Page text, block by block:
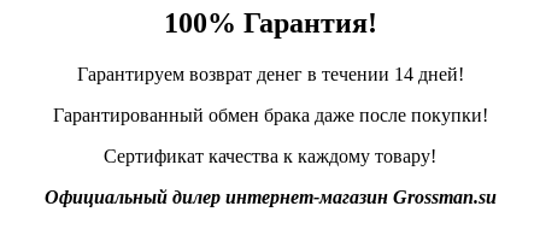
100% Гарантия!
Гарантируем возврат денег в течении 14 дней!
Гарантированный обмен брака даже после покупки!
Сертификат качества к каждому товару!
Официальный дилер интернет-магазин Grossman.su